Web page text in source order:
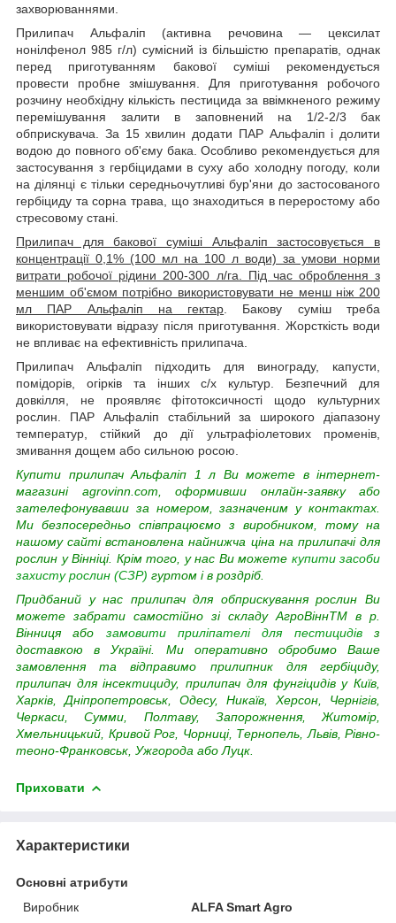
захворюваннями.
Прилипач Альфаліп (активна речовина — цексилат
нонілфенол 985 г/л) сумісний із більшістю препаратів, однак
перед приготуванням бакової суміші рекомендується
провести пробне змішування. Для приготування робочого
розчину необхідну кількість пестицида за ввімкненого режиму
перемішування залити в заповнений на 1/2-2/3 бак
обприскувача. За 15 хвилин додати ПАР Альфаліп і долити
водою до повного об'єму бака. Особливо рекомендується для
застосування з гербіцидами в суху або холодну погоду, коли
на ділянці є тільки середньочутливі бур'яни до застосованого
гербіциду та сорна трава, що знаходиться в переростому або
стресовому стані.
Прилипач для бакової суміші Альфаліп застосовується в
концентрації 0,1% (100 мл на 100 л води) за умови норми
витрати робочої рідини 200-300 л/га. Під час оброблення з
меншим об'ємом потрібно використовувати не менш ніж 200
мл ПАР Альфаліп на гектар . Бакову суміш треба
використовувати відразу після приготування. Жорсткість води
не впливає на ефективність прилипача.
Прилипач Альфаліп підходить для винограду, капусти,
помідорів, огірків та інших с/х культур. Безпечний для
довкілля, не проявляє фітотоксичності щодо культурних
рослин. ПАР Альфаліп стабільний за широкого діапазону
температур, стійкий до дії ультрафіолетових променів,
змивання дощем або сильною росою.
Купити прилипач Альфаліп 1 л Ви можете в інтернет-
магазині agrovinn.com, оформивши онлайн-заявку або
зателефонувавши за номером, зазначеним у контактах.
Ми безпосередньо співпрацюємо з виробником, тому на
нашому сайті встановлена найнижча ціна на прилипачі для
рослин у Вінніці. Крім того, у нас Ви можете купити засоби
захисту рослин (СЗР) гуртом і в роздріб.
Придбаний у нас прилипач для обприскування рослин Ви
можете забрати самостійно зі складу АгроВіннTM в р.
Вінниця або замовити приліпателі для пестицидів
з
доставкою в Україні. Ми оперативно обробимо Ваше
замовлення та відправимо прилипник для гербіциду,
прилипач для інсектициду, прилипач для фунгіцидів у Київ,
Харків, Дніпропетровськ, Одесу, Никаїв, Херсон, Чернігів,
Черкаси, Сумми, Полтаву, Запорожнення, Житомір,
Хмельницький, Кривой Рог, Чорниці, Тернопель, Львів, Рівно-
теоно-Франковськ, Ужгорода або Луцк.
Приховати
Характеристики
Основні атрибути
Виробник
ALFA Smart Agro